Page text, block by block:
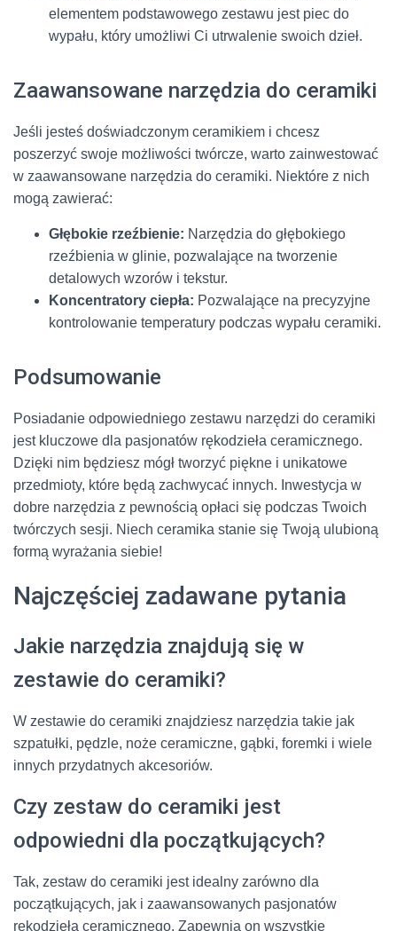
elementem podstawowego zestawu jest piec do
wypału, który umożliwi Ci utrwalenie swoich dzieł.
Zaawansowane narzędzia do ceramiki
Jeśli jesteś doświadczonym ceramikiem i chcesz
poszerzyć swoje możliwości twórcze, warto zainwestować
w zaawansowane narzędzia do ceramiki. Niektóre z nich
mogą zawierać:
Głębokie rzeźbienie: Narzędzia do głębokiego
rzeźbienia w glinie, pozwalające na tworzenie
detalowych wzorów i tekstur.
Koncentratory ciepła: Pozwalające na precyzyjne
kontrolowanie temperatury podczas wypału ceramiki.
Podsumowanie
Posiadanie odpowiedniego zestawu narzędzi do ceramiki
jest kluczowe dla pasjonatów rękodzieła ceramicznego.
Dzięki nim będziesz mógł tworzyć piękne i unikatowe
przedmioty, które będą zachwycać innych. Inwestycja w
dobre narzędzia z pewnością opłaci się podczas Twoich
twórczych sesji. Niech ceramika stanie się Twoją ulubioną
formą wyrażania siebie!
Najczęściej zadawane pytania
Jakie narzędzia znajdują się w
zestawie do ceramiki?
W zestawie do ceramiki znajdziesz narzędzia takie jak
szpatułki, pędzle, noże ceramiczne, gąbki, foremki i wiele
innych przydatnych akcesoriów.
Czy zestaw do ceramiki jest
odpowiedni dla początkujących?
Tak, zestaw do ceramiki jest idealny zarówno dla
początkujących, jak i zaawansowanych pasjonatów
rękodzieła ceramicznego. Zapewnia on wszystkie